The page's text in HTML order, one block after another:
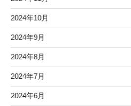
2024年10月
2024年9月
2024年8月
2024年7月
2024年6月